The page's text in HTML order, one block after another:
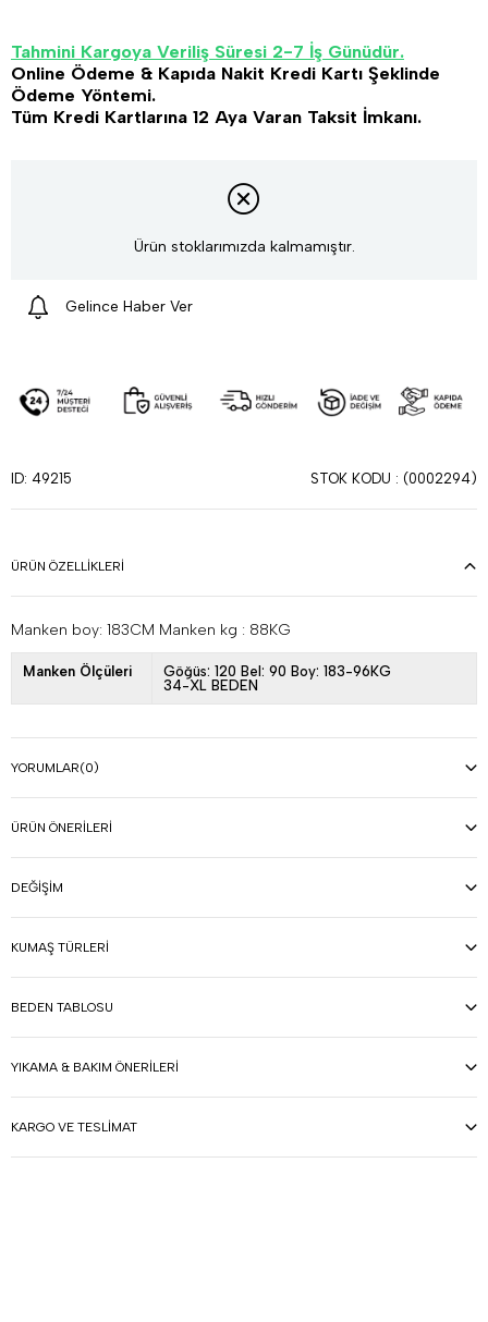
Tahmini Kargoya Veriliş Süresi 2-7 İş Günüdür.
Online Ödeme & Kapıda Nakit Kredi Kartı Şeklinde
Ödeme Yöntemi.
Tüm Kredi Kartlarına 12 Aya Varan Taksit İmkanı.
Ürün stoklarımızda kalmamıştır.
Gelince Haber Ver
ID: 49215 STOK KODU (0002294)
ÜRÜN ÖZELLIKLERI
Manken boy: 183CM Manken kg : 88KG
Manken Ölçüleri
Göğüs: 120 Bel: 90 Boy: 183-96KG
34-XL BEDEN
YORUMLAR(0)
ÜRÜN ÖNERILERI
DEĞIŞIM
KUMAŞ TÜRLERI
BEDEN TABLOSU
YIKAMA & BAKIM ÖNERILERI
KARGO VE TESLIMAT